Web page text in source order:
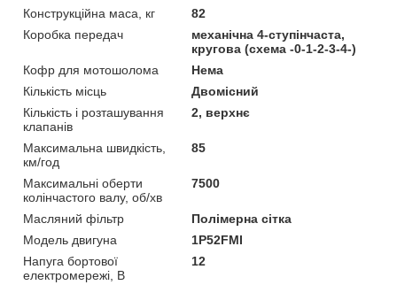
Конструкційна маса, кг
82
Коробка передач
механічна 4-ступінчаста,
кругова (схема -0-1-2-3-4-)
Кофр для мотошолома
Нема
Кількість місць
Двомісний
Кількість і розташування
клапанів
2, верхнє
Максимальна швидкість,
км/год
85
Максимальні оберти
колінчастого валу, об/хв
7500
Масляний фільтр
Полімерна сітка
Модель двигуна
1P52FMI
Напуга бортової
електромережі, В
12